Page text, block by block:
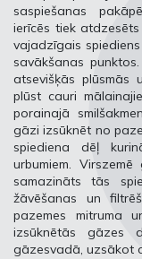
saspiešanas
ierīcēs tiek
vajadzīgais
savākšanas
atsevišķās plūsmās
plūst cauri
porainajā
gāzi izsūknēt no
spiediena dēļ
urbumiem.
samazināts tās
žāvēšanas un
pazemes mitruma
izsūknētās gāzes
gāzesvadā, uzsākot